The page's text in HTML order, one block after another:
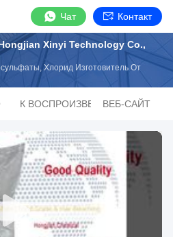
Чат Контакт
Xinyi Technology Co.,
Хлорид Изготовитель От
ВОСПРОИЗВЕДЕНИЙВЕБ-САЙТ